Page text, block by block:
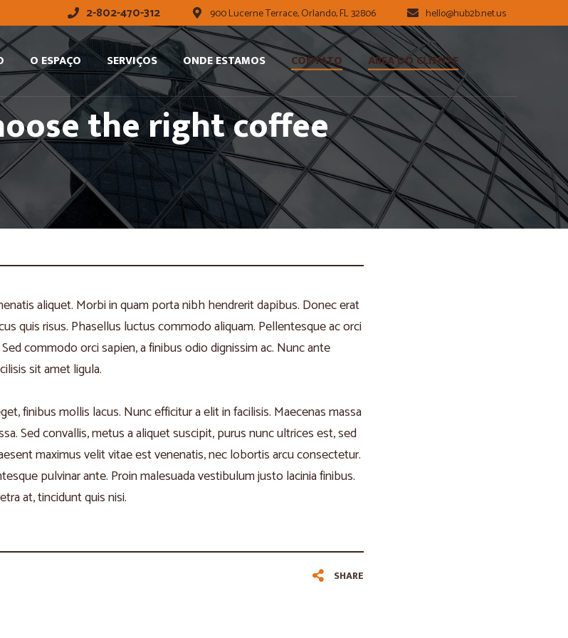
2-802-470-312 900 Lucerne Terrace, Orlando, FL 32806 hello@hub2b.net.us
O ESPAÇO SERVIÇOS ONDE ESTAMOS CONTATO ÁREA DO CLIENTE
the right coffee
aliquet. Morbi in quam porta nibh hendrerit dapibus. Donec erat
quis risus. Phasellus luctus commodo aliquam. Pellentesque ac orci
commodo orci sapien, a finibus odio dignissim ac. Nunc ante
sit amet ligula.
finibus mollis lacus. Nunc efficitur a elit in facilisis. Maecenas massa
Sed convallis, metus a aliquet suscipit, purus nunc ultrices est, sed
maximus velit vitae est venenatis, nec lobortis arcu consectetur.
pulvinar ante. Proin malesuada vestibulum justo lacinia finibus.
at, tincidunt quis nisi.
SHARE